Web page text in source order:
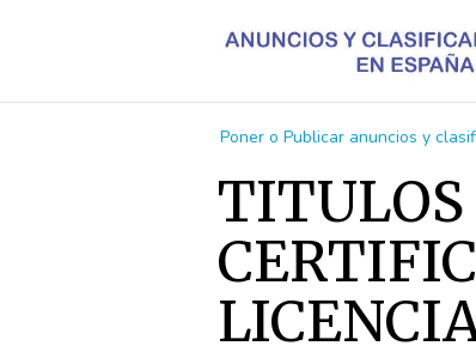
Poner o Publicar anuncios y
TITULOS